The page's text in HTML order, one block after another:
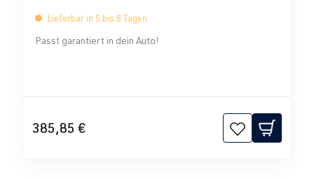
Lieferbar in 5 bis 8 Tagen
Passt garantiert in dein Auto!
385,85 €